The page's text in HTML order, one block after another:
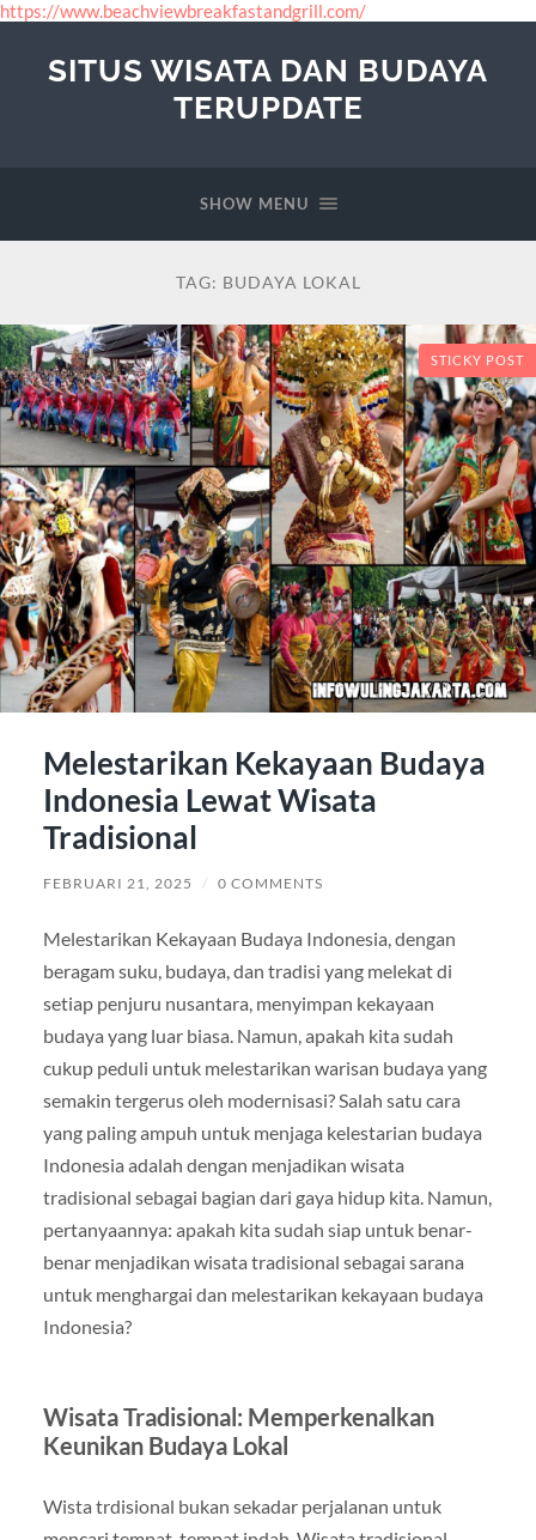
https://www.beachviewbreakfastandgrill.com/
SITUS WISATA DAN BUDAYA
TERUPDATE
SHOW MENU
TAG: BUDAYA LOKAL
STICKY POST
Melestarikan Kekayaan Budaya
Indonesia Lewat Wisata
Tradisional
FEBRUARI 21, 2025 / 0 COMMENTS
Melestarikan Kekayaan Budaya Indonesia, dengan
beragam suku, budaya, dan tradisi yang melekat di
setiap penjuru nusantara, menyimpan kekayaan
budaya yang luar biasa. Namun, apakah kita sudah
cukup peduli untuk melestarikan warisan budaya yang
semakin tergerus oleh modernisasi? Salah satu cara
yang paling ampuh untuk menjaga kelestarian budaya
Indonesia adalah dengan menjadikan wisata
tradisional sebagai bagian dari gaya hidup kita. Namun,
pertanyaannya: apakah kita sudah siap untuk benar-
benar menjadikan wisata tradisional sebagai sarana
untuk menghargai dan melestarikan kekayaan budaya
Indonesia?
Wisata Tradisional: Memperkenalkan
Keunikan Budaya Lokal
Wista trdisional bukan sekadar perjalanan untuk